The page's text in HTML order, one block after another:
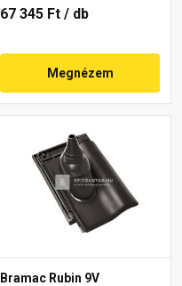
67 345 Ft / db
Megnézem
Bramac Rubin 9V